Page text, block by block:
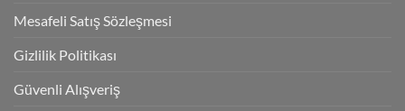
Mesafeli Satış Sözleşmesi
Gizlilik Politikası
Güvenli Alışveriş